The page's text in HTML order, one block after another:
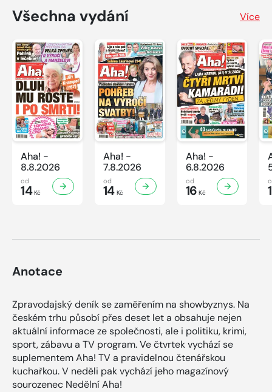
Všechna vydání Více
Aha! -
8.8.2026
od
14Kč
Aha! -
7.8.2026
od
14Kč
Aha! -
6.8.2026
od
16 Kč
Anotace
Zpravodajský deník se zaměřením na showbyznys. Na
českém trhu působí přes deset let a obsahuje nejen
aktuální informace ze společnosti, ale i politiku, krimi,
sport, zábavu a TV program. Ve čtvrtek vychází se
suplementem Aha! TV a pravidelnou čtenářskou
kuchařkou. V neděli pak vychází jeho magazínový
sourozenec Nedělní Aha!